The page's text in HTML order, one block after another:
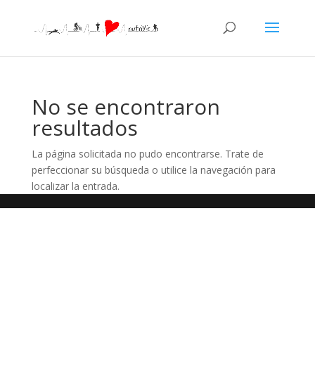
No se encontraron
resultados
La página solicitada no pudo encontrarse. Trate de
perfeccionar su búsqueda o utilice la navegación para
localizar la entrada.